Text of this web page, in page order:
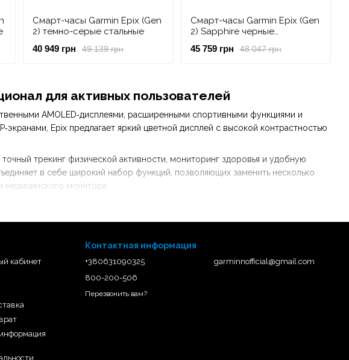
для активных пользователей
AMOLED‑дисплеями, расширенными спортивными функциями и
Epix предлагает яркий цветной дисплей с высокой контрастностью
трекинг физической активности, мониторинг здоровья и удобную
в себе широкий набор функций, позволяющих заменить несколько
медицинского монитора.
Смарт-часы Garmin Epix (Gen
2) темно-серые стальные
49 139 грн
40 949 грн
Смарт-часы Garmin Epix (Gen
2) Sapphire черные
кожаным ремешком
48 047 грн
45 759 грн
кабинет
Контактная информация
+380631090325
800-200-506
Перезвонить вам?
garminnofficial@gmail.com